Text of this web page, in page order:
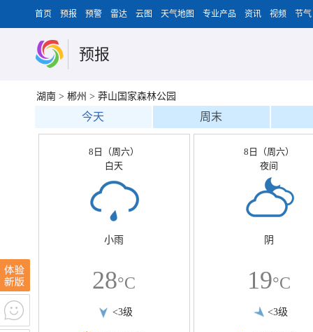
首页 预报 预警 雷达 云图 天气地图 专业产品 资讯 视频 节气
预报
湖南 > 郴州 > 莽山国家森林公园
今天 周末
8日（周六）
白天
小雨
28°C
<3级
8日（周六）
夜间
阴
19°C
<3级